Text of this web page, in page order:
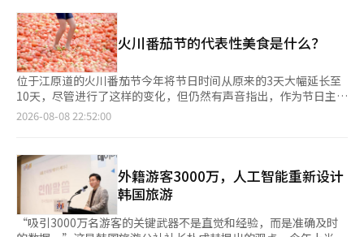
泵、3019公斤免疫增强剂、70吨液态氧和遮阳网等物资。若发生
高温损失，将迅速掌握损失情况并进行回收，以防止进一步损失的
扩散。长郡长在当天的现场检查中，不仅对情况进行了检查，还要
求在发生或可能发生损失的地区立即采取措施，强化应对体系。特
别是对蓄水率低的地区，指示要尽量保障可利用的水源，并积极利
用抽水机、井水和消防供水等可用手段，确保农业用水的供应。长
顺文郡长表示：“在干旱解除之前，我们不会放松警惕，将全力动
员可用的行政力量和资源，确保各领域的应对体系紧密运作，尽最
常会在2至3周后反映在国内加油站的价格上。因此，如果国际油价
持续下跌，国内油价在短期内也可能继续呈现下跌趋势。 此外，
政府为减少国际油价波动对国内石油产品价格的影响，实施了石油
最高价格制度。上个月25日指定的第八次石油最高价格与第七次相
同。最高价格为汽油每升1784韩元，柴油1773韩元，灯油1380韩
元。※ 本报道经人工智能（AI）系统翻译与编辑。
难”。 接着，她表示“在可能发生的紧急供水情况下，要确保居
民不受影响，立即启动运输供水和瓶装水提供等应急供水体系”。
此外，她提到“考虑到干旱可能长期化的情况，我们需要首先为最
坏的情况做好准备，讨论如何进行周密应对”。 韩总理强调要审
查包括地下水资源在内的整体水供应与管理体系，并呼吁对水供应
相关情况向公众透明通报。※ 本报道经人工智能（AI）系统翻译与
编辑。
火川番茄节的代表性美食是什么？
位于江原道的火川番茄节今年将节日时间从原来的3天大幅延长至
10天，尽管进行了这样的变化，但仍然有声音指出，作为节日主角
的番茄相关的代表性美食仍然不足。 自上月31日开幕以来，至7日
然而，游客在享用餐食或小吃时，难以找到能够真正感受到“来到
番茄节”的特色美食。 番茄可以用于酱料、沙拉、炒菜等多种食
品，并且可以与地方农畜产品相结合，具有发展成为节日代表美食
的巨大潜力。 来自南阳州的赵某表示：“节日的乐趣是有的，但
缺乏能够真正品尝到番茄味道的美食，令人遗憾，希望能有只有在
2026-08-08 22:52:00
外籍游客3000万，人工智能重新设计
韩国旅游
“吸引3000万名游客的关键武器不是直觉和经验，而是准确及时